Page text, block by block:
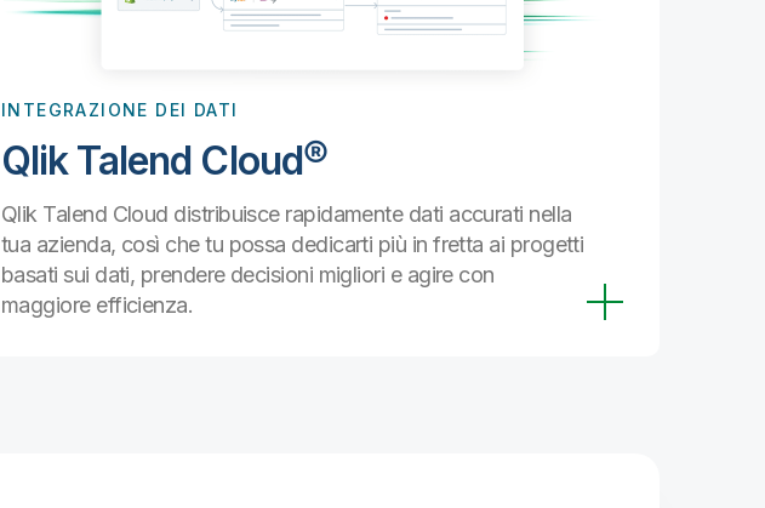
INTEGRAZIONE DEI DATI
Qlik Talend Cloud®
Qlik Talend Cloud distribuisce rapidamente dati accurati nella
tua azienda, così che tu possa dedicarti più in fretta ai progetti
basati sui dati, prendere decisioni migliori e agire con
maggiore efficienza.